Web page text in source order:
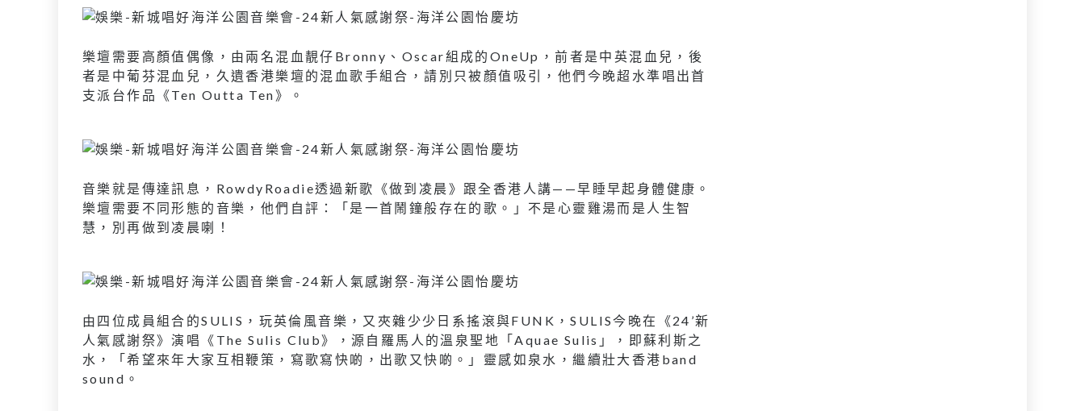
樂壇需要高顏值偶像，由兩名混血靚仔Bronny、Oscar組成的OneUp，前者是中英混血兒，後
者是中葡芬混血兒，久遺香港樂壇的混血歌手組合，請別只被顏值吸引，他們今晚超水準唱出首
支派台作品《Ten Outta Ten》。
音樂就是傳達訊息，RowdyRoadie透過新歌《做到凌晨》跟全香港人講——早睡早起身體健康。
樂壇需要不同形態的音樂，他們自評：「是一首鬧鐘般存在的歌。」不是心靈雞湯而是人生智
慧，別再做到凌晨喇！
由四位成員組合的SULIS，玩英倫風音樂，又夾雜少少日系搖滾與FUNK，SULIS今晚在《24’新
人氣感謝祭》演唱《The Sulis Club》，源自羅馬人的溫泉聖地「Aquae Sulis」，即蘇利斯之
水，「希望來年大家互相鞭策，寫歌寫快啲，出歌又快啲。」靈感如泉水，繼續壯大香港band
sound。